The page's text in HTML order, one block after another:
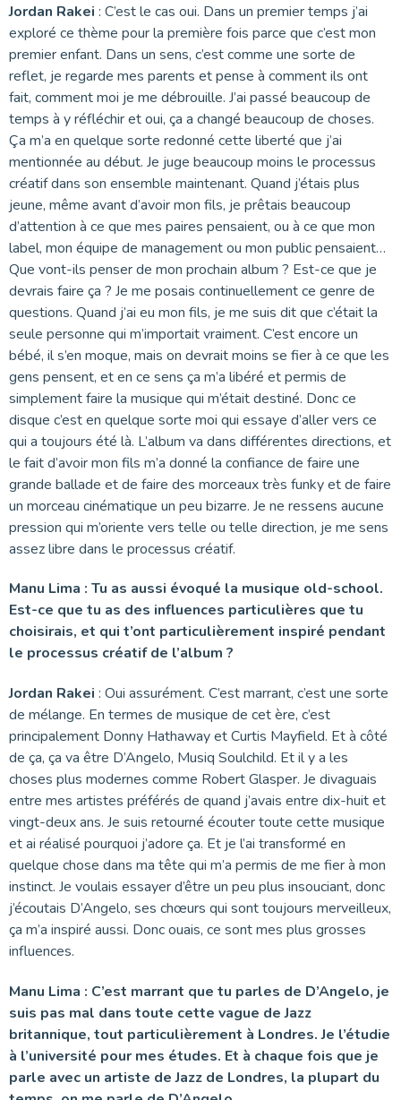
Jordan Rakei : C’est le cas oui. Dans un premier temps j’ai
exploré ce thème pour la première fois parce que c’est mon
premier enfant. Dans un sens, c’est comme une sorte de
reflet, je regarde mes parents et pense à comment ils ont
fait, comment moi je me débrouille. J’ai passé beaucoup de
temps à y réfléchir et oui, ça a changé beaucoup de choses.
Ça m’a en quelque sorte redonné cette liberté que j’ai
mentionnée au début. Je juge beaucoup moins le processus
créatif dans son ensemble maintenant. Quand j’étais plus
jeune, même avant d’avoir mon fils, je prêtais beaucoup
d’attention à ce que mes paires pensaient, ou à ce que mon
label, mon équipe de management ou mon public pensaient…
Que vont-ils penser de mon prochain album ? Est-ce que je
devrais faire ça ? Je me posais continuellement ce genre de
questions. Quand j’ai eu mon fils, je me suis dit que c’était la
seule personne qui m’importait vraiment. C’est encore un
bébé, il s’en moque, mais on devrait moins se fier à ce que les
gens pensent, et en ce sens ça m’a libéré et permis de
simplement faire la musique qui m’était destiné. Donc ce
disque c’est en quelque sorte moi qui essaye d’aller vers ce
qui a toujours été là. L’album va dans différentes directions, et
le fait d’avoir mon fils m’a donné la confiance de faire une
grande ballade et de faire des morceaux très funky et de faire
un morceau cinématique un peu bizarre. Je ne ressens aucune
pression qui m’oriente vers telle ou telle direction, je me sens
assez libre dans le processus créatif.
Manu Lima : Tu as aussi évoqué la musique old-school.
Est-ce que tu as des influences particulières que tu
choisirais, et qui t’ont particulièrement inspiré pendant
le processus créatif de l’album ?
Jordan Rakei : Oui assurément. C’est marrant, c’est une sorte
de mélange. En termes de musique de cet ère, c’est
principalement Donny Hathaway et Curtis Mayfield. Et à côté
de ça, ça va être D’Angelo, Musiq Soulchild. Et il y a les
choses plus modernes comme Robert Glasper. Je divaguais
entre mes artistes préférés de quand j’avais entre dix-huit et
vingt-deux ans. Je suis retourné écouter toute cette musique
et ai réalisé pourquoi j’adore ça. Et je l’ai transformé en
quelque chose dans ma tête qui m’a permis de me fier à mon
instinct. Je voulais essayer d’être un peu plus insouciant, donc
j’écoutais D’Angelo, ses chœurs qui sont toujours merveilleux,
ça m’a inspiré aussi. Donc ouais, ce sont mes plus grosses
influences.
Manu Lima : C’est marrant que tu parles de D’Angelo, je
suis pas mal dans toute cette vague de Jazz
britannique, tout particulièrement à Londres. Je l’étudie
à l’université pour mes études. Et à chaque fois que je
parle avec un artiste de Jazz de Londres, la plupart du